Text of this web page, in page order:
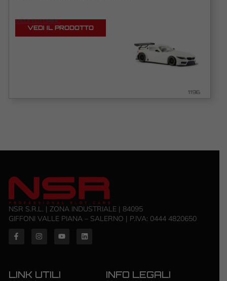
VEDI TUTORIAL
VEDI IL PRODOTTO
1196
NSR S.R.L. | ZONA INDUSTRIALE | 84095
GIFFONI VALLE PIANA – SALERNO | P.IVA: ‭0444 4820650‬
LINK UTILI INFO LEGALI